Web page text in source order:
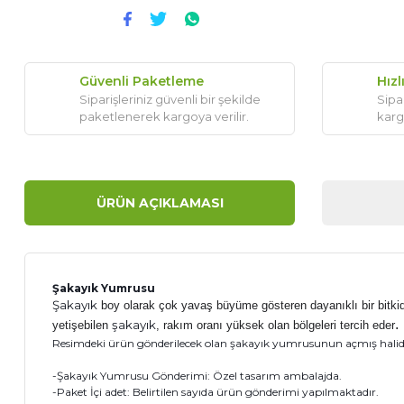
Güvenli Paketleme
Siparişleriniz güvenli bir şekilde
paketlenerek kargoya verilir.
ÜRÜN AÇIKLAMASI
Şakayık Yumrusu
Şakayık boy olarak çok yavaş büyüme gösteren dayanıklı bir
yetişebilen şakayık, rakım oranı yüksek olan bölgeleri tercih eder.
Resimdeki ürün gönderilecek olan şakayık yumrusunun açmış
-Şakayık Yumrusu Gönderimi: Özel tasarım ambalajda.
-Paket İçi adet: Belirtilen sayıda ürün gönderimi yapılmaktadır.